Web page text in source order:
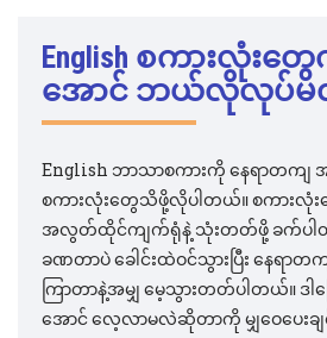
English စကားလုံး
အောင် ဘယ်လိုလုပ်
English ဘာသာစကားကို နေရာတက
စကားလုံးတွေသိဖို့လိုပါတယ်။ စကားလုံး
အလွတ်ထိုင်ကျက်ရုံနဲ့ သုံးတတ်ဖို့ ခက်ပါ
ခဏတာပဲ ခေါင်းထဲဝင်သွားပြီး နေရာတ
ကြာတာနဲ့အမျှ မေ့သွားတတ်ပါတယ်။ ဒ
အောင် လေ့လာမလဲဆိုတာကို မျှဝေပေးခ